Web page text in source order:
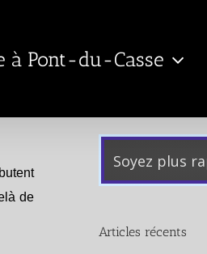
à Pont-du-Casse
de
Articles récents